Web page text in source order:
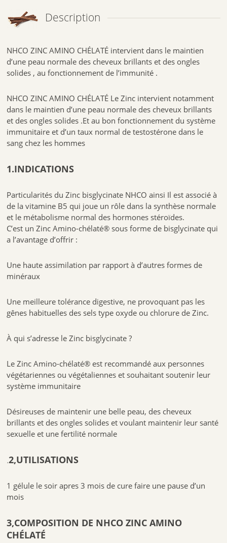
Description
NHCO ZINC AMINO CHÉLATÉ intervient dans le maintien
d’une peau normale des cheveux brillants et des ongles
solides , au fonctionnement de l’immunité .
NHCO ZINC AMINO CHÉLATÉ Le Zinc intervient notamment
dans le maintien d’une peau normale des cheveux brillants
et des ongles solides .Et au bon fonctionnement du système
immunitaire et d’un taux normal de testostérone dans le
sang chez les hommes
1.INDICATIONS
Particularités du Zinc bisglycinate NHCO ainsi Il est associé à
de la vitamine B5 qui joue un rôle dans la synthèse normale
et le métabolisme normal des hormones stéroïdes.
C’est un Zinc Amino-chélaté® sous forme de bisglycinate qui
a l’avantage d’offrir :
Une haute assimilation par rapport à d’autres formes de
minéraux
Une meilleure tolérance digestive, ne provoquant pas les
gênes habituelles des sels type oxyde ou chlorure de Zinc.
À qui s’adresse le Zinc bisglycinate ?
Le Zinc Amino-chélaté® est recommandé aux personnes
végétariennes ou végétaliennes et souhaitant soutenir leur
système immunitaire
Désireuses de maintenir une belle peau, des cheveux
brillants et des ongles solides et voulant maintenir leur santé
sexuelle et une fertilité normale
.2,UTILISATIONS
1 gélule le soir apres 3 mois de cure faire une pause d’un
mois
3,COMPOSITION DE NHCO ZINC AMINO
CHÉLATÉ